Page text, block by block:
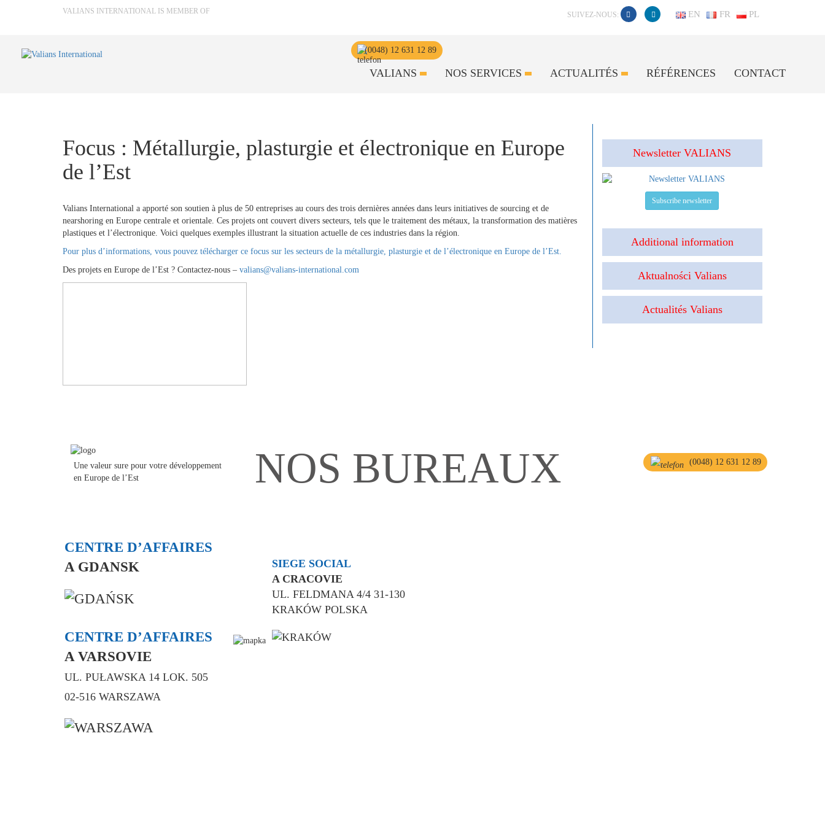
VALIANS INTERNATIONAL IS MEMBER OF EN FR PL
SUIVEZ-NOUS:
(0048) 12 631 12 89
VALIANS NOS SERVICES ACTUALITÉS RÉFÉRENCES CONTACT
Focus : Métallurgie, plasturgie et électronique en Europe
de l’Est
Valians International a apporté son soutien à plus de 50 entreprises au cours des trois dernières années dans leurs initiatives de sourcing et de
nearshoring en Europe centrale et orientale. Ces projets ont couvert divers secteurs, tels que le traitement des métaux, la transformation des matières
plastiques et l’électronique. Voici quelques exemples illustrant la situation actuelle de ces industries dans la région.
Pour plus d’informations, vous pouvez télécharger ce focus sur les secteurs de la métallurgie, plasturgie et de l’électronique en Europe de l’Est.
Des projets en Europe de l’Est ? Contactez-nous – valians@valians-international.com
Newsletter VALIANS
Subscribe newsletter
Additional information
Aktualności Valians
Actualités Valians
(0048) 12 631 12 89
NOS BUREAUX
Une valeur sure pour votre développement
en Europe de l’Est
CENTRE D’AFFAIRES
A GDANSK
SIEGE SOCIAL
A CRACOVIE
UL. FELDMANA 4/4 31-130
KRAKÓW POLSKA
CENTRE D’AFFAIRES
A VARSOVIE
UL. PUŁAWSKA 14 LOK. 505
02-516 WARSZAWA